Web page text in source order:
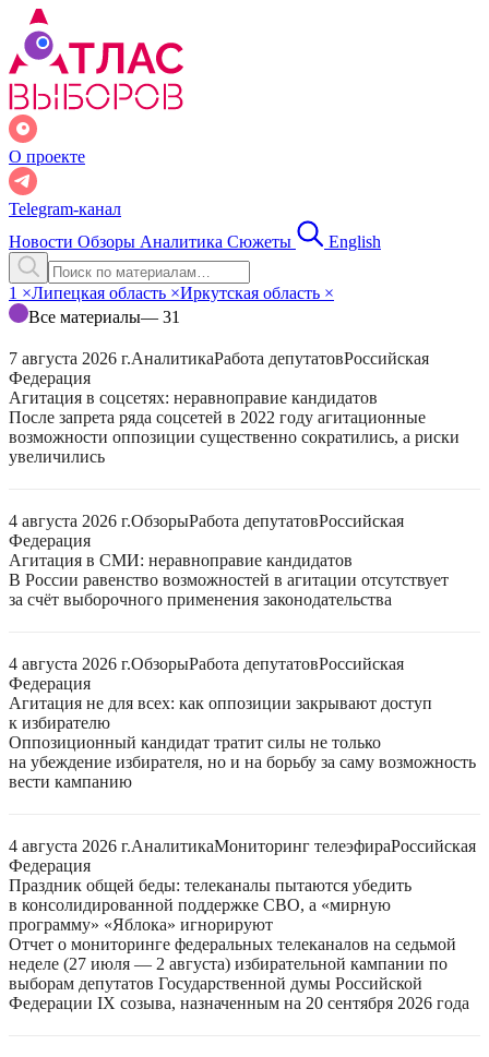
О проекте
Telegram-канал
Новости Обзоры Аналитика Сюжеты English
1 ×Липецкая область ×Иркутская область ×
Все материалы— 31
7 августа 2026 г.АналитикаРабота депутатовРоссийская
Федерация
Агитация в соцсетях: неравноправие кандидатов
После запрета ряда соцсетей в 2022 году агитационные
возможности оппозиции существенно сократились, а риски
увеличились
4 августа 2026 г.ОбзорыРабота депутатовРоссийская
Федерация
Агитация в СМИ: неравноправие кандидатов
В России равенство возможностей в агитации отсутствует
за счёт выборочного применения законодательства
4 августа 2026 г.ОбзорыРабота депутатовРоссийская
Федерация
Агитация не для всех: как оппозиции закрывают доступ
к избирателю
Оппозиционный кандидат тратит силы не только
на убеждение избирателя, но и на борьбу за саму возможность
вести кампанию
4 августа 2026 г.АналитикаМониторинг телеэфираРоссийская
Федерация
Праздник общей беды: телеканалы пытаются убедить
в консолидированной поддержке СВО, а «мирную
программу» «Яблока» игнорируют
Отчет о мониторинге федеральных телеканалов на седьмой
неделе (27 июля — 2 августа) избирательной кампании по
выборам депутатов Государственной думы Российской
Федерации IX созыва, назначенным на 20 сентября 2026 года